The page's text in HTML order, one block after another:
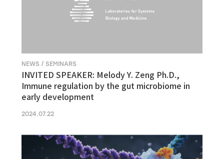
NEWS / SEMINARS
INVITED SPEAKER: Melody Y. Zeng Ph.D.,
Immune regulation by the gut microbiome in
early development
2024.07.22